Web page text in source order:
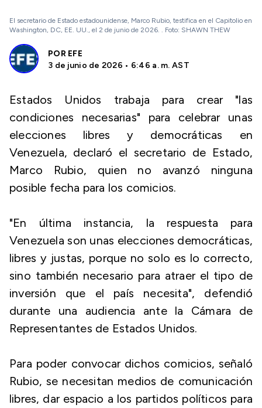
El secretario de Estado estadounidense, Marco Rubio, testifica en el Capitolio en
Washington, DC, EE. UU., el 2 de junio de 2026. . Foto: SHAWN THEW
POR EFE
3 de junio de 2026 • 6:46 a. m. AST
Estados Unidos trabaja para crear "las
condiciones necesarias" para celebrar unas
elecciones libres y democráticas en
Venezuela, declaró el secretario de Estado,
Marco Rubio, quien no avanzó ninguna
posible fecha para los comicios.
"En última instancia, la respuesta para
Venezuela son unas elecciones democráticas,
libres y justas, porque no solo es lo correcto,
sino también necesario para atraer el tipo de
inversión que el país necesita", defendió
durante una audiencia ante la Cámara de
Representantes de Estados Unidos.
Para poder convocar dichos comicios, señaló
Rubio, se necesitan medios de comunicación
libres, dar espacio a los partidos políticos para